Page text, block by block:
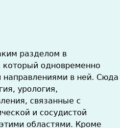
разделом в
одновременно
направлениями в ней. Сюда
урология,
связанные с
и сосудистой
областями. Кроме